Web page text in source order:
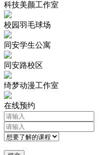
科技美颜工作室
校园羽毛球场
同安学生公寓
同安路校区
绮梦动漫工作室
在线预约